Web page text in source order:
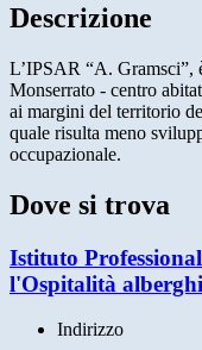
Descrizione
L’IPSAR “A. Gramsci”,
Monserrato - centro
ai margini del territorio
quale risulta meno
occupazionale.
Dove si trova
Istituto
l'Ospitalità
Indirizzo